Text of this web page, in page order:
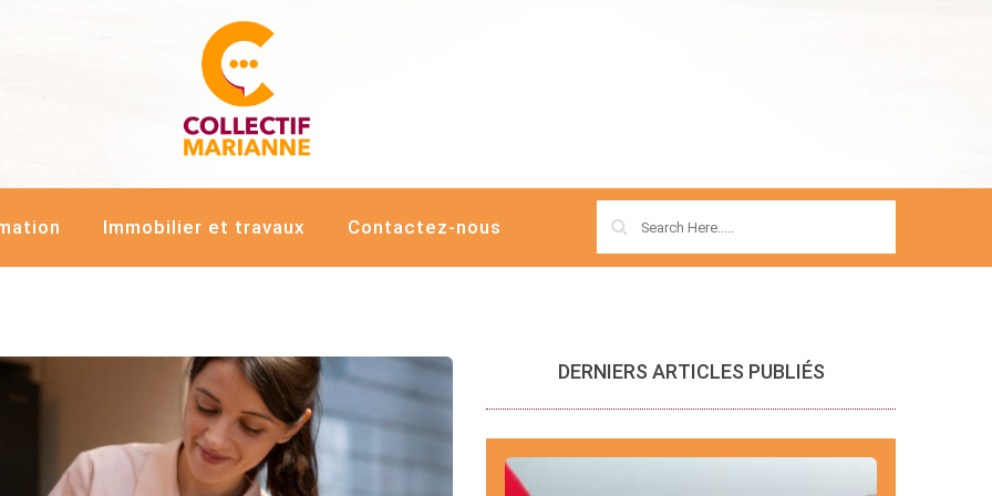
MARIANNE
Immobilier et travaux Contactez-nous
DERNIERS ARTICLES PUBLIÉS